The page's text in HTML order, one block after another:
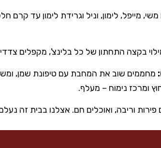
מייפל, לימון, וניל וגרידת לימון עד קרם
בקצה התחתון של כל בלינצ', מקפלים
מחממים שוב את המחבת עם טיפונת שמן,
וריבה, ואוכלים חם. אצלנו בבית זה